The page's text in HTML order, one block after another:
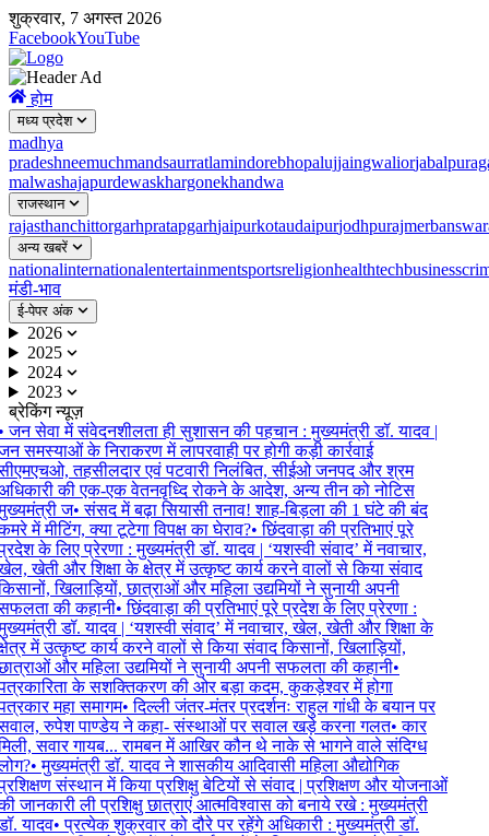
शुक्रवार, 7 अगस्त 2026
FacebookYouTube
होम
मध्य प्रदेश
madhya
pradeshneemuchmandsaurratlamindorebhopalujjaingwaliorjabalpur
malwashajapurdewaskhargonekhandwa
राजस्थान
rajasthanchittorgarhpratapgarhjaipurkotaudaipurjodhpurajmer
अन्य खबरें
nationalinternationalentertainmentsportsreligionhealthtechbusiness
मंडी-भाव
ई-पेपर अंक
2026
2025
2024
2023
ब्रेकिंग न्यूज़
जन सेवा में संवेदनशीलता ही सुशासन की पहचान : मुख्यमंत्री डॉ. यादव |
समस्याओं के निराकरण में लापरवाही पर होगी कड़ी कार्रवाई
तहसीलदार एवं पटवारी निलंबित, सीईओ जनपद और श्रम
की एक-एक वेतनवृध्दि रोकने के आदेश, अन्य तीन को नोटिस
ज• संसद में बढ़ा सियासी तनाव! शाह-बिड़ला की 1 घंटे की बंद
में मीटिंग, क्या टूटेगा विपक्ष का घेराव?• छिंदवाड़ा की प्रतिभाएं पूरे
के लिए प्रेरणा : मुख्यमंत्री डॉ. यादव | ‘यशस्वी संवाद’ में नवाचार,
खेती और शिक्षा के क्षेत्र में उत्कृष्ट कार्य करने वालों से किया संवाद
खिलाड़ियों, छात्राओं और महिला उद्यमियों ने सुनायी अपनी
की कहानी• छिंदवाड़ा की प्रतिभाएं पूरे प्रदेश के लिए प्रेरणा :
डॉ. यादव | ‘यशस्वी संवाद’ में नवाचार, खेल, खेती और शिक्षा के
में उत्कृष्ट कार्य करने वालों से किया संवाद किसानों, खिलाड़ियों,
और महिला उद्यमियों ने सुनायी अपनी सफलता की कहानी•
के सशक्तिकरण की ओर बड़ा कदम, कुकड़ेश्वर में होगा
महा समागम• दिल्ली जंतर-मंतर प्रदर्शनः राहुल गांधी के बयान पर
रुपेश पाण्डेय ने कहा- संस्थाओं पर सवाल खड़े करना गलत• कार
सवार गायब... रामबन में आखिर कौन थे नाके से भागने वाले संदिग्ध
• मुख्यमंत्री डॉ. यादव ने शासकीय आदिवासी महिला औद्योगिक
संस्थान में किया प्रशिक्षु बेटियों से संवाद | प्रशिक्षण और योजनाओं
जानकारी ली प्रशिक्षु छात्राएं आत्मविश्वास को बनाये रखे : मुख्यमंत्री
यादव• प्रत्येक शुक्रवार को दौरे पर रहेंगे अधिकारी : मुख्यमंत्री डॉ.